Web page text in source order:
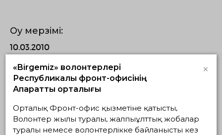
Оқу мерзімі:
10.03.2010
Бастық:
Председатель Янченюк Оксана Викторовна
Заңды мекен-жайы:
160000, ул. Республики,12а, г. Шымкент
«Birgemiz» волонтерлері
Республикалық фронт-офисінің
Ақпараттық орталығы
×
Орталық Фронт-офис қызметіне қатысты,
Волонтер жылы туралы, жалпыұлттық жобалар
туралы немесе волонтерлікке байланысты кез